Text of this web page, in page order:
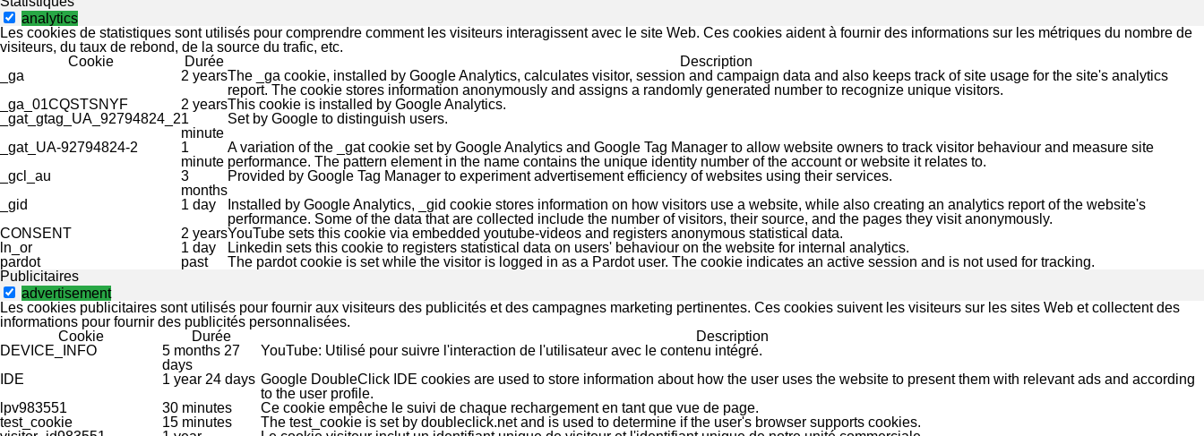
analytics
Les cookies de statistiques sont utilisés pour comprendre comment les visiteurs interagissent avec le site Web. Ces cookies aident à fournir des informations sur les métriques du nombre de
visiteurs, du taux de rebond, de la source du trafic, etc.
Cookie
Durée
Description
_ga
2 yearsThe _ga cookie, installed by Google Analytics, calculates visitor, session and campaign data and also keeps track of site usage for the site's analytics
report. The cookie stores information anonymously and assigns a randomly generated number to recognize unique visitors.
_ga_01CQSTSNYF
2 yearsThis cookie is installed by Google Analytics.
_gat_gtag_UA_92794824_21
minute
Set by Google to distinguish users.
_gat_UA-92794824-2
1
minute
A variation of the _gat cookie set by Google Analytics and Google Tag Manager to allow website owners to track visitor behaviour and measure site
performance. The pattern element in the name contains the unique identity number of the account or website it relates to.
_gcl_au
3
months
Provided by Google Tag Manager to experiment advertisement efficiency of websites using their services.
_gid
1 day
Installed by Google Analytics, _gid cookie stores information on how visitors use a website, while also creating an analytics report of the website's
performance. Some of the data that are collected include the number of visitors, their source, and the pages they visit anonymously.
CONSENT
2 yearsYouTube sets this cookie via embedded youtube-videos and registers anonymous statistical data.
ln_or
1 day
Linkedin sets this cookie to registers statistical data on users' behaviour on the website for internal analytics.
pardot
past
The pardot cookie is set while the visitor is logged in as a Pardot user. The cookie indicates an active session and is not used for tracking.
Publicitaires
advertisement
Les cookies publicitaires sont utilisés pour fournir aux visiteurs des publicités et des campagnes marketing pertinentes. Ces cookies suivent les visiteurs sur les sites Web et collectent des
informations pour fournir des publicités personnalisées.
Cookie
Durée
Description
DEVICE_INFO
5 months 27
days
YouTube: Utilisé pour suivre l'interaction de l'utilisateur avec le contenu intégré.
IDE
1 year 24 days Google DoubleClick IDE cookies are used to store information about how the user uses the website to present them with relevant ads and according
to the user profile.
lpv983551
30 minutes
Ce cookie empêche le suivi de chaque rechargement en tant que vue de page.
test_cookie
15 minutes
The test_cookie is set by doubleclick.net and is used to determine if the user's browser supports cookies.